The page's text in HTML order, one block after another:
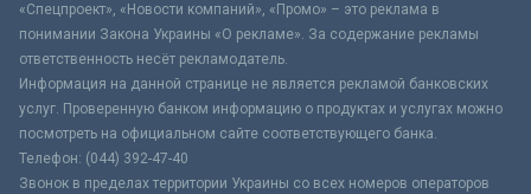
«Спецпроект», «Новости компаний», «Промо» – это реклама в
понимании Закона Украины «О рекламе». За содержание рекламы
ответственность несёт рекламодатель.
Информация на данной странице не является рекламой банковских
услуг. Проверенную банком информацию о продуктах и услугах можно
посмотреть на официальном сайте соответствующего банка.
Телефон: (044) 392-47-40
Звонок в пределах территории Украины со всех номеров операторов